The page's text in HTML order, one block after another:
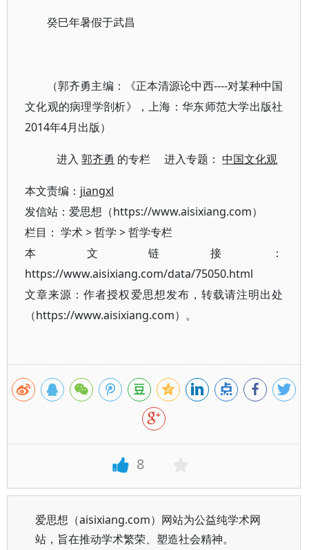
癸巳年暑假于武昌
（郭齐勇主编：《正本清源论中西----对某种中国
文化观的病理学剖析》，上海：华东师范大学出版社
2014年4月出版）
进入郭齐勇 的专栏 进入专题：中国文化观
本文责编： jiangxl
发信站：爱思想（https://www.aisixiang.com）
栏目： 学术>哲学 >哲学专栏
本文链接：
https://www.aisixiang.com/data/75050.html
文章来源：作者授权爱思想发布，转载请注明出处
（https://www.aisixiang.com）。
8
爱思想（aisixiang.com）网站为公益纯学术网
站，旨在推动学术繁荣、塑造社会精神。